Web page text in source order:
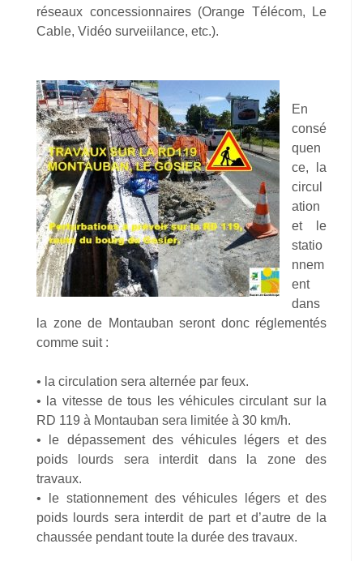
réseaux concessionnaires (Orange Télécom, Le
Cable, Vidéo surveiilance, etc.).
En
consé
quen
ce, la
circul
ation
et le
statio
nnem
ent
dans
la zone de Montauban seront donc réglementés
comme suit :
• la circulation sera alternée par feux.
• la vitesse de tous les véhicules circulant sur la
RD 119 à Montauban sera limitée à 30 km/h.
• le dépassement des véhicules légers et des
poids lourds sera interdit dans la zone des
travaux.
• le stationnement des véhicules légers et des
poids lourds sera interdit de part et d’autre de la
chaussée pendant toute la durée des travaux.